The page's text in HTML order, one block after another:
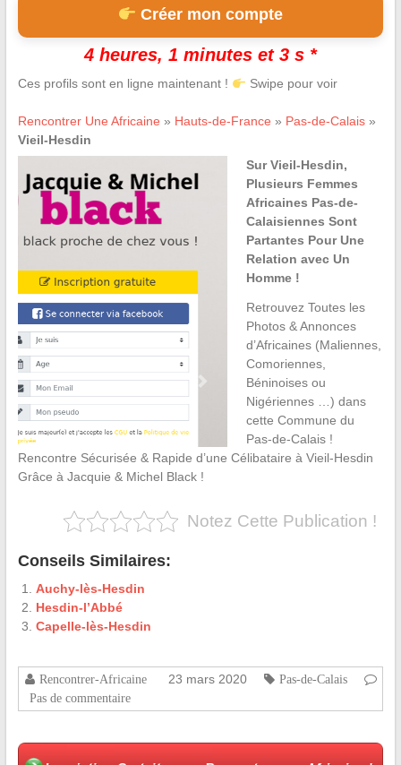
Créer mon compte
4 heures, 1 minutes et 3 s *
Ces profils sont en ligne maintenant ! Swipe pour voir
Rencontrer Une Africaine » Hauts-de-France » Pas-de-Calais»
Vieil-Hesdin
Sur Vieil-Hesdin,
Plusieurs Femmes
Africaines Pas-de-
Calaisiennes Sont
Partantes Pour Une
Relation avec Un
Homme !
Retrouvez Toutes les
Photos & Annonces
d’Africaines (Maliennes,
Comoriennes,
Béninoises ou
Nigériennes …) dans
cette Commune du
Pas-de-Calais !
Rencontre Sécurisée & Rapide d’une Célibataire à Vieil-Hesdin
Grâce à Jacquie & Michel Black !
Notez Cette Publication !
Conseils Similaires:
Auchy-lès-Hesdin
Hesdin-l’Abbé
Capelle-lès-Hesdin
Rencontrer-Africaine 23 mars 2020
Pas-de-Calais
Pas de commentaire